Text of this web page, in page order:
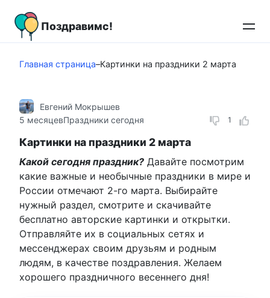
контенту
Поздравимс!
Главная страница–Картинки на праздники 2 марта
1
Евгений Мокрышев
5 месяцевПраздники сегодня
Картинки на праздники 2 марта
Какой сегодня праздник? Давайте посмотрим
какие важные и необычные праздники в мире и
России отмечают 2-го марта. Выбирайте
нужный раздел, смотрите и скачивайте
бесплатно авторские картинки и открытки.
Отправляйте их в социальных сетях и
мессенджерах своим друзьям и родным
людям, в качестве поздравления. Желаем
хорошего праздничного весеннего дня!